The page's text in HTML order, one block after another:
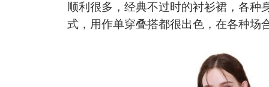
顺利很多，经典不过时的衬衫裙，各种
式，用作单穿叠搭都很出色，在各种场